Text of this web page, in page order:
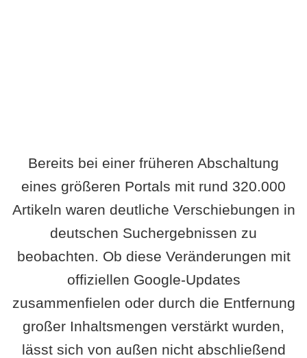
Bereits bei einer früheren Abschaltung
eines größeren Portals mit rund 320.000
Artikeln waren deutliche Verschiebungen in
deutschen Suchergebnissen zu
beobachten. Ob diese Veränderungen mit
offiziellen Google-Updates
zusammenfielen oder durch die Entfernung
großer Inhaltsmengen verstärkt wurden,
lässt sich von außen nicht abschließend